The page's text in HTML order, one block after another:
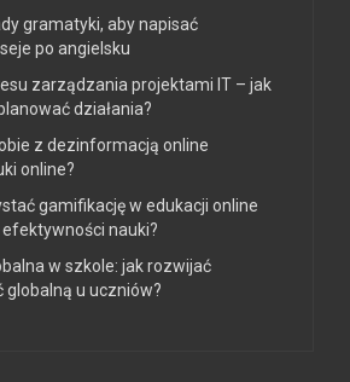
gramatyki, aby napisać
po angielsku
zarządzania projektami IT – jak
działania?
z dezinformacją online
online?
gamifikację w edukacji online
nauki?
w szkole: jak rozwijać
globalną u uczniów?